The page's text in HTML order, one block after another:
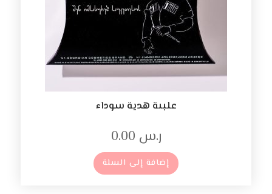
علبىة هدية سوداء
ر.س
إضافة إلى السلة